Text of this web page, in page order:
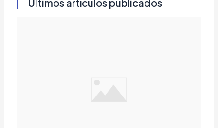
Últimos artículos publicados